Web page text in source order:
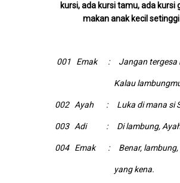
kursi, ada kursi tamu, ada
makan anak kecil
001 Emak : Jangan tergesa
Kalau lambungmu
002 Ayah : Luka di mana si
003 Adi : Di lambung,
004 Emak : Benar, lambung,
yang kena.